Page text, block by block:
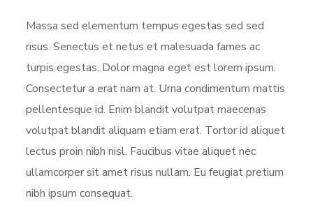
Massa sed elementum tempus egestas sed sed
risus. Senectus et netus et malesuada fames ac
turpis egestas. Dolor magna eget est lorem ipsum.
Consectetur a erat nam at. Urna condimentum mattis
pellentesque id. Enim blandit volutpat maecenas
volutpat blandit aliquam etiam erat. Tortor id aliquet
lectus proin nibh nisl. Faucibus vitae aliquet nec
ullamcorper sit amet risus nullam. Eu feugiat pretium
nibh ipsum consequat.